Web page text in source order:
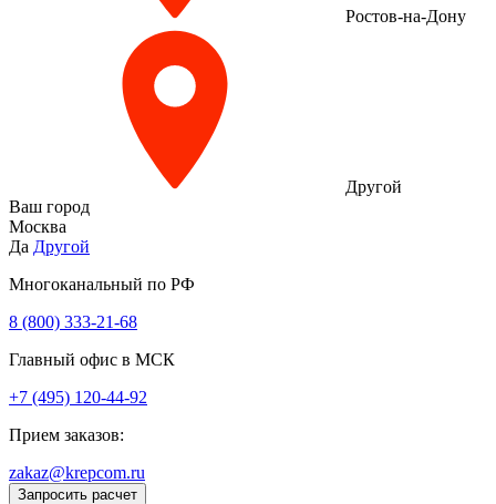
Ростов-на-Дону
Другой
Ваш город
Москва
Да Другой
Многоканальный по РФ
8 (800) 333‑21-68
Главный офис в МСК
+7 (495) 120-44-92
Прием заказов:
zakaz@krepcom.ru
Запросить расчет